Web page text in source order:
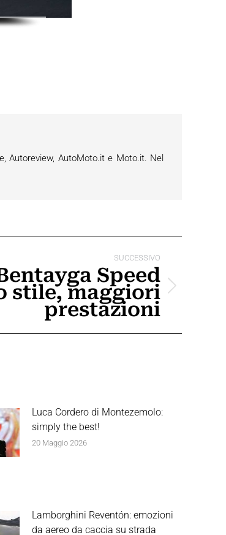
Autoreview, AutoMoto.it e Moto.it. Nel
SUCCESSIVO
Speed
stile, maggiori
prestazioni
Luca Cordero di Montezemolo:
simply the best!
20 Maggio 2026
Lamborghini Reventón: emozioni
da aereo da caccia su strada